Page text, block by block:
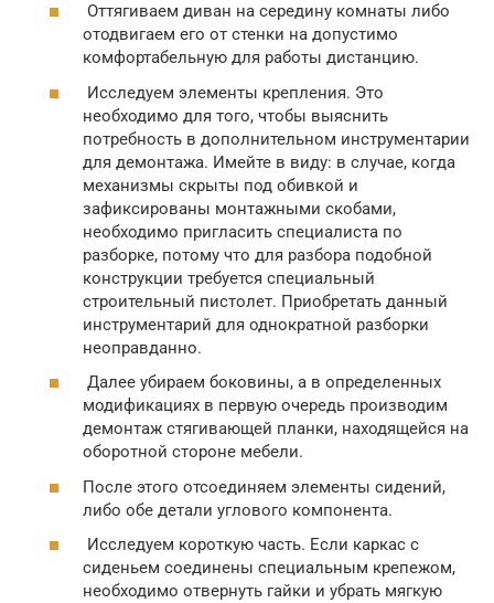
Оттягиваем диван на середину комнаты либо
отодвигаем его от стенки на допустимо
комфортабельную для работы дистанцию.
Исследуем элементы крепления. Это
необходимо для того, чтобы выяснить
потребность в дополнительном инструментарии
для демонтажа. Имейте в виду: в случае, когда
механизмы скрыты под обивкой и
зафиксированы монтажными скобами,
необходимо пригласить специалиста по
разборке, потому что для разбора подобной
конструкции требуется специальный
строительный пистолет. Приобретать данный
инструментарий для однократной разборки
неоправданно.
Далее убираем боковины, а в определенных
модификациях в первую очередь производим
демонтаж стягивающей планки, находящейся на
оборотной стороне мебели.
После этого отсоединяем элементы сидений,
либо обе детали углового компонента.
Исследуем короткую часть. Если каркас с
сиденьем соединены специальным крепежом,
необходимо отвернуть гайки и убрать мягкую